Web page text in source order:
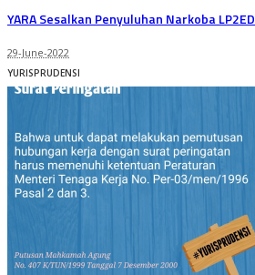
YARA Sesalkan Penyuluhan Narkoba LP2ED
29-June-2022
YURISPRUDENSI